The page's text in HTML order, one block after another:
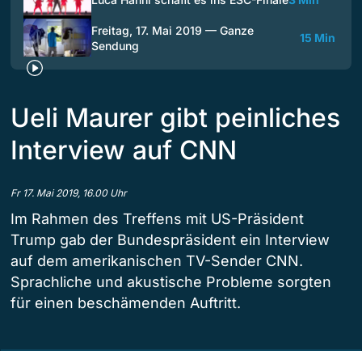
Freitag, 17. Mai 2019 — Ganze
Sendung
15 Min
Ueli Maurer gibt peinliches
Interview auf CNN
Fr 17. Mai 2019, 16.00 Uhr
Im Rahmen des Treffens mit US-Präsident
Trump gab der Bundespräsident ein Interview
auf dem amerikanischen TV-Sender CNN.
Sprachliche und akustische Probleme sorgten
für einen beschämenden Auftritt.